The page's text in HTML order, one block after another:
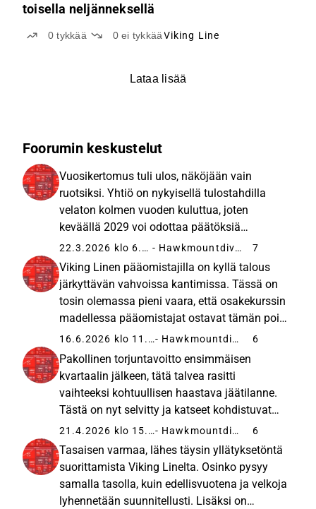
toisella neljänneksellä
0tykkää 0ei tykkää Viking Line
Lataa lisää
Foorumin keskustelut
Vuosikertomus tuli ulos, näköjään vain
ruotsiksi. Yhtiö on nykyisellä tulostahdilla
velaton kolmen vuoden kuluttua, joten
keväällä 2029 voi odottaa päätöksiä
uusinvestoinneista. Polttoainekuluja on
suojattu, mutta tarkat prosentit eivät
ainakaan itselleni avautuneet. Tanskalainen...
22.3.2026 klo 6.24 - Hawkmountdiver 7
Viking Linen pääomistajilla on kyllä talous
järkyttävän vahvoissa kantimissa. Tässä on
tosin olemassa pieni vaara, että osakekurssin
madellessa pääomistajat ostavat tämän pois
“kuleksimasta”, kun halvalla saa. Vaara on
kylläkin aika teoreettinen vielä, mutta
johonkin voitot on sijoitettava...
16.6.2026 klo 11.07 - Hawkmountdiver 6
Pakollinen torjuntavoitto ensimmäisen
kvartaalin jälkeen, tätä talvea rasitti
vaihteeksi kohtuullisen haastava jäätilanne.
Tästä on nyt selvitty ja katseet kohdistuvat
kevääseen ja ennen kaikkea kesään, jolloin
lentopolttoaineen hinta ja saatavuus
rasittavat lentoyhtiöitä. Tulevalla...
21.4.2026 klo 15.47 - Hawkmountdiver 6
Tasaisen varmaa, lähes täysin yllätyksetöntä
suorittamista Viking Linelta. Osinko pysyy
samalla tasolla, kuin edellisvuotena ja velkoja
lyhennetään suunnitellusti. Lisäksi on